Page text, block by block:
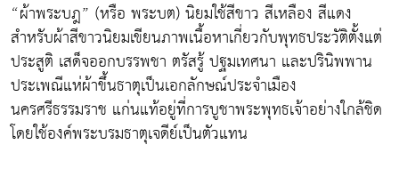
“ผ้าพระบฎ” (หรือ พระบต) นิยมใช้สีขาว สีเหลือง สีแดง
สำหรับผ้าสีขาวนิยมเขียนภาพเนื้อหาเกี่ยวกับพุทธประวัติตั้งแต่
ประสูติ เสด็จออกบรรพชา ตรัสรู้ ปฐมเทศนา และปรินิพพาน
ประเพณีแห่ผ้าขึ้นธาตุเป็นเอกลักษณ์ประจำเมือง
นครศรีธรรมราช แก่นแท้อยู่ที่การบูชาพระพุทธเจ้าอย่างใกล้ชิด
โดยใช้องค์พระบรมธาตุเจดีย์เป็นตัวแทน